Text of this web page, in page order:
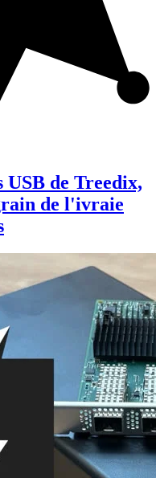
USB de Treedix,
de l'ivraie